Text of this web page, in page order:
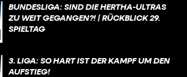
BUNDESLIGA: SIND DIE HERTHA-ULTRAS
ZU WEIT GEGANGEN?! | RÜCKBLICK 29.
SPIELTAG
3. LIGA: SO HART IST DER KAMPF UM DEN
AUFSTIEG!